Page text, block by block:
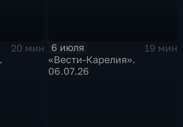
20 мин
6 июля
19 мин
«Вести-Карелия».
06.07.26